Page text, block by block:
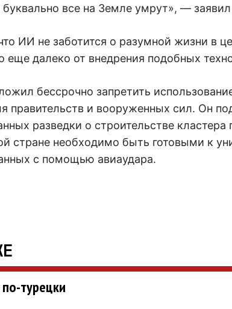
буквально все на Земле умрут», —
ИИ не заботится о разумной жизни в
еще далеко от внедрения подобных
бессрочно запретить
правительств и вооруженных сил. Он
разведки о строительстве кластера
стране необходимо быть готовыми к
с помощью авиаудара.
турецки